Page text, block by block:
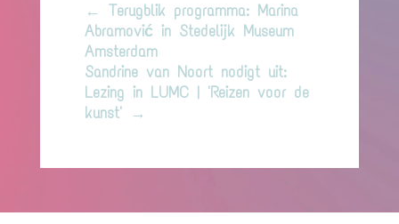
← Terugblik programma: Marina
Abramović in Stedelijk Museum
Amsterdam
Sandrine van Noort nodigt uit:
Lezing in LUMC | 'Reizen voor de
kunst'→